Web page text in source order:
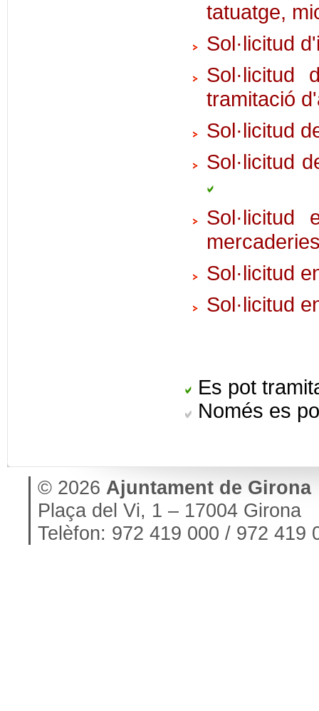
tatuatge,
Sol·licitud
Sol·licitud
tramitació
Sol·licitud
Sol·licitud
Sol·licitud
Sol·licitud
Sol·licitud
Es pot
Només es
© 2026 Ajuntament de Girona
Plaça del Vi, 1 – 17004 Girona
Telèfon: 972 419 000 / 972 419